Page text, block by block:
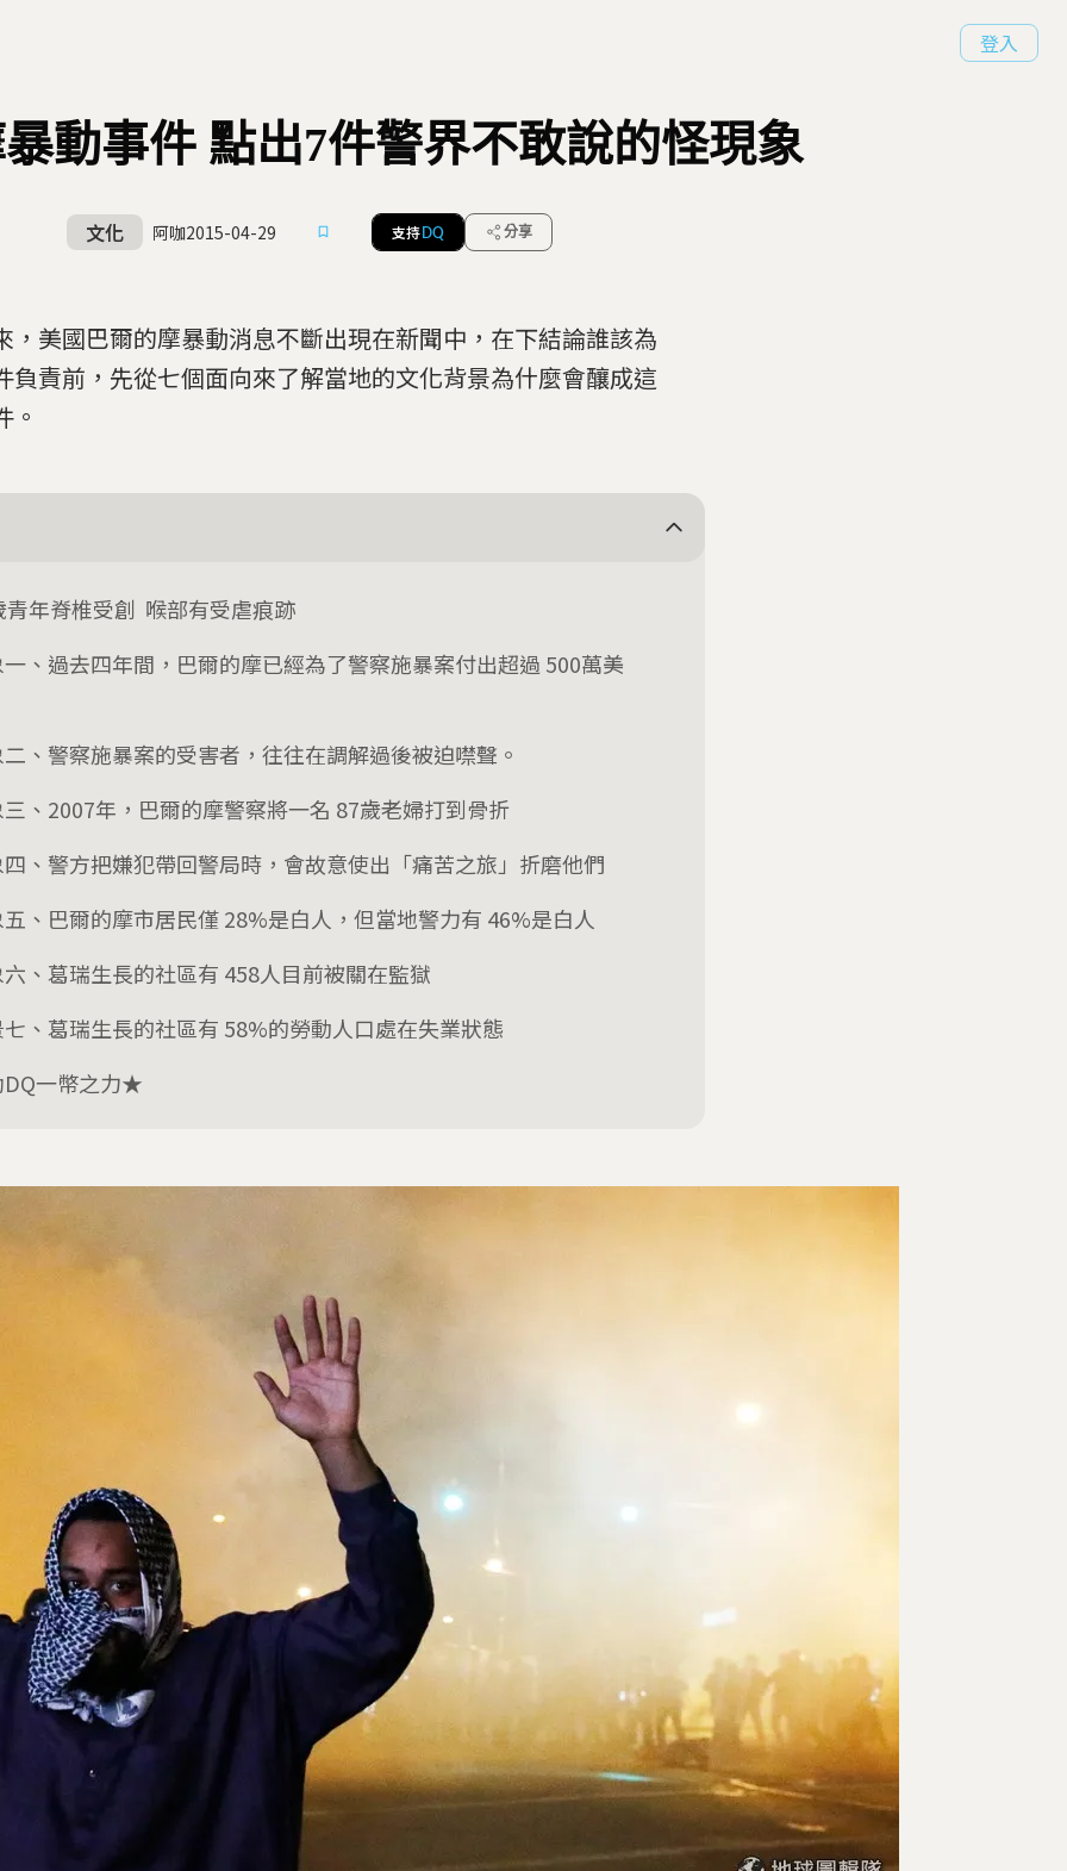
登入
動事件 點出7件警界不敢說的怪現象
文化 阿咖2015-04-29 支持 DQ 分享
，美國巴爾的摩暴動消息不斷出現在新聞中，在下結論誰該為
負責前，先從七個面向來了解當地的文化背景為什麼會釀成這
。
青年脊椎受創 喉部有受虐痕跡
、過去四年間，巴爾的摩已經為了警察施暴案付出超過 500萬美
、警察施暴案的受害者，往往在調解過後被迫噤聲。
、2007年，巴爾的摩警察將一名 87歲老婦打到骨折
、警方把嫌犯帶回警局時，會故意使出「痛苦之旅」折磨他們
、巴爾的摩市居民僅 28%是白人，但當地警力有 46%是白人
、葛瑞生長的社區有 458人目前被關在監獄
、葛瑞生長的社區有 58%的勞動人口處在失業狀態
一幣之力★